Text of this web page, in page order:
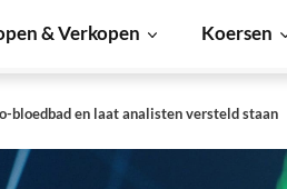
& Verkopen Koersen
bloedbad en laat analisten versteld staan